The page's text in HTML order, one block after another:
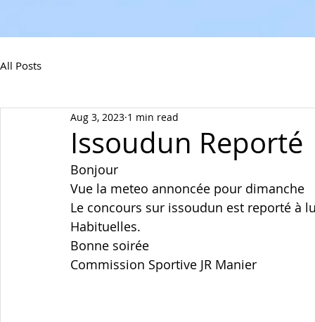
All Posts
Issoudun Reporté
Aug 3, 2023 1 min read
Bonjour
Vue la meteo annoncée pour dimanche
Le concours sur issoudun est reporté à
Habituelles.
Bonne soirée
Commission Sportive JR Manier